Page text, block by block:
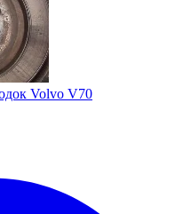
Volvo V70